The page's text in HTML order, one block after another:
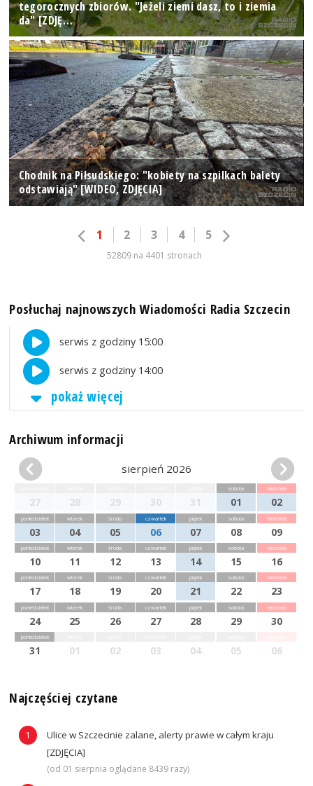
tegorocznych zbiorów. "Jeżeli ziemi dasz, to i ziemia
da" [ZDJĘ…
Chodnik na Piłsudskiego: "kobiety na szpilkach balety
odstawiają" [WIDEO, ZDJĘCIA]
1 2 3 4 5
52809 na 4401 stronach
Posłuchaj najnowszych Wiadomości Radia Szczecin
serwis z godziny 15:00
serwis z godziny 14:00
pokaż więcej
Archiwum informacji
sierpień 2026
27 28 29 30 31
sobota
01
niedziela
02
poniedziałek
03
wtorek
04
środa
05
czwartek
06
piątek
07
sobota
08
niedziela
09
poniedziałek
10
wtorek
11
środa
12
czwartek
13
piątek
14
sobota
15
niedziela
16
poniedziałek
17
wtorek
18
środa
19
czwartek
20
piątek
21
sobota
22
niedziela
23
poniedziałek
24
wtorek
25
środa
26
czwartek
27
piątek
28
sobota
29
niedziela
30
poniedziałek
31 01 02 03 04 05 06
Najczęściej czytane
Ulice w Szczecinie zalane, alerty prawie w całym kraju
[ZDJĘCIA]
(od 01 sierpnia oglądane 8439 razy)